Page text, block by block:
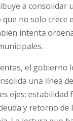
a consolidar
no solo crece
intenta
el gobierno
una línea
ejes: estabilidad
y retorno de